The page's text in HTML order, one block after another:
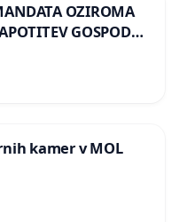
OZIROMA
GOSPODA
kamer v MOL